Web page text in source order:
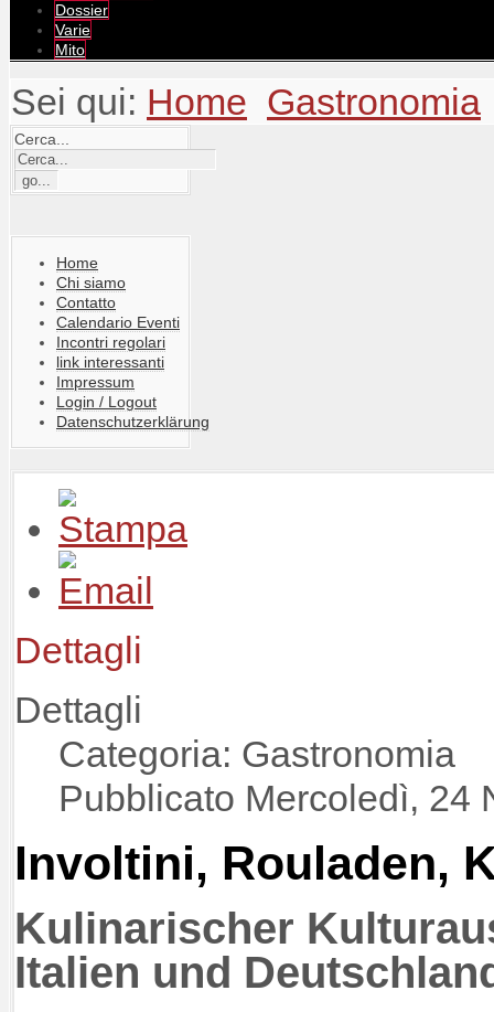
Dossier
Varie
Mito
Sei qui: Home Gastronomia
Cerca...
Home
Chi siamo
Contatto
Calendario Eventi
Incontri regolari
link interessanti
Impressum
Login / Logout
Datenschutzerklärung
Dettagli
Dettagli
Categoria: Gastronomia
Pubblicato Mercoledì, 24
Involtini, Rouladen,
Kulinarischer
Italien und